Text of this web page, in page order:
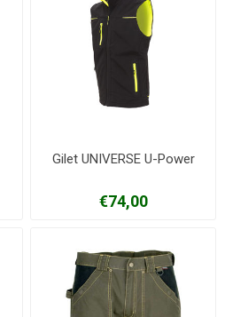
Gilet UNIVERSE U-Power
€74,00